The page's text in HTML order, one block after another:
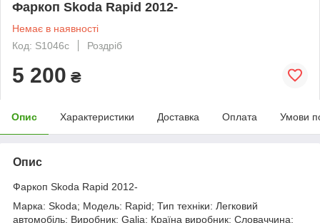
Фаркоп Skoda Rapid 2012-
Немає в наявності
Код: S1046c
Роздріб
5 200 ₴
Опис Характеристики Доставка Оплата Умови
Опис
Фаркоп Skoda Rapid 2012-
Марка: Skoda; Модель: Rapid; Тип техніки: Легковий
автомобіль; Виробник: Galia; Країна виробник: Словаччина;